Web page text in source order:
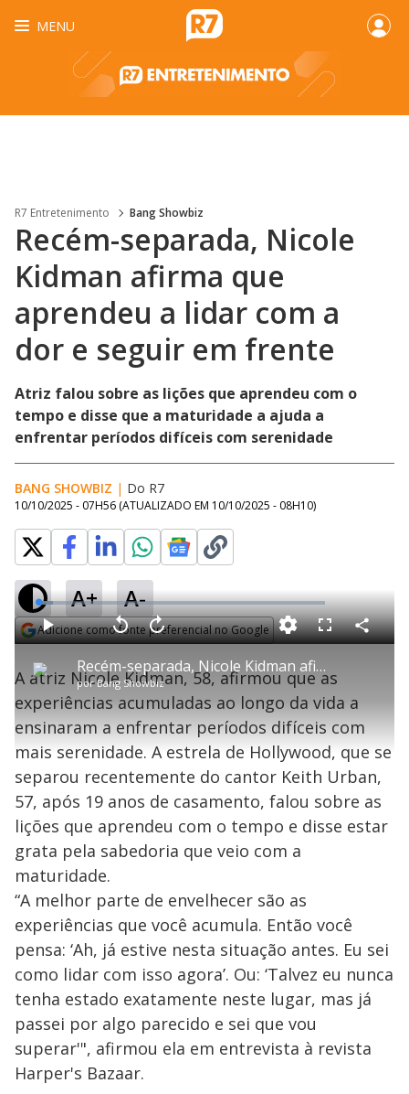
MENU
R7 Entretenimento Bang Showbiz
Recém-separada, Nicole
Kidman afirma que
aprendeu a lidar com a
dor e seguir em frente
Atriz falou sobre as lições que aprendeu com o
tempo e disse que a maturidade a ajuda a
enfrentar períodos difíceis com serenidade
BANG SHOWBIZ | Do R7
10/10/2025 - 07H56 (ATUALIZADO EM 10/10/2025 - 08H10)
A+ A-
Adicione como fonte preferencial no Google
P
l
a
y
V
i
d
e
Recém-separada, Nicole Kidman afirma que aprendeu a lidar com a dor e seguir em frente
porBang Showbiz
P V
t
a
0
e
g
n
d
s
A
n
ç
a
1
s
e
u
n
o
M
u
d
o
L
o
a
d
e
5
.
1
0
%
F
s
c
e
n
C
o
a
A atriz Nicole Kidman, 58, afirmou que as
experiências acumuladas ao longo da vida a
ensinaram a enfrentar períodos difíceis com
mais serenidade. A estrela de Hollywood, que se
separou recentemente do cantor Keith Urban,
57, após 19 anos de casamento, falou sobre as
lições que aprendeu com o tempo e disse estar
grata pela sabedoria que veio com a
maturidade.
“A melhor parte de envelhecer são as
experiências que você acumula. Então você
pensa: ‘Ah, já estive nesta situação antes. Eu sei
como lidar com isso agora’. Ou: ‘Talvez eu nunca
tenha estado exatamente neste lugar, mas já
passei por algo parecido e sei que vou
superar'", afirmou ela em entrevista à revista
Harper's Bazaar.